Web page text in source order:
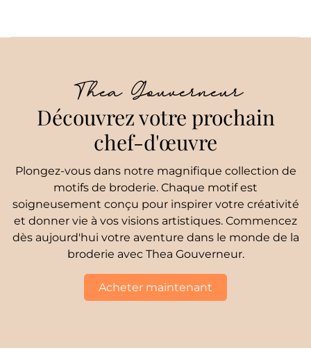
Thea Gouverneur
Découvrez votre prochain
chef-d'œuvre
Plongez-vous dans notre magnifique collection de
motifs de broderie. Chaque motif est
soigneusement conçu pour inspirer votre créativité
et donner vie à vos visions artistiques. Commencez
dès aujourd'hui votre aventure dans le monde de la
broderie avec Thea Gouverneur.
Acheter maintenant